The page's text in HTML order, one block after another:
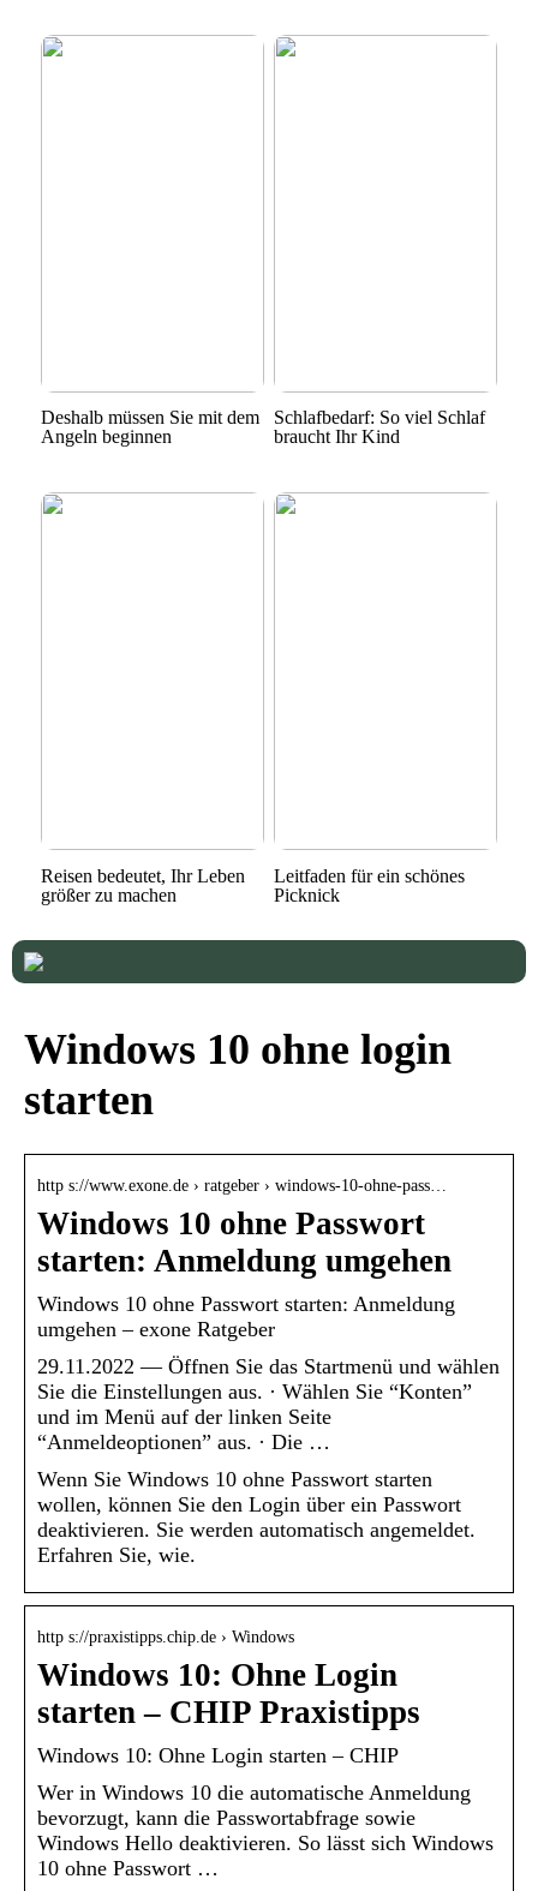
Deshalb müssen Sie mit dem
Angeln beginnen
Schlafbedarf: So viel Schlaf
braucht Ihr Kind
Reisen bedeutet, Ihr Leben
größer zu machen
Leitfaden für ein schönes
Picknick
Windows 10 ohne login
starten
http s://www.exone.de › ratgeber › windows-10-ohne-pass…
Windows 10 ohne Passwort
starten: Anmeldung umgehen
Windows 10 ohne Passwort starten: Anmeldung
umgehen – exone Ratgeber
29.11.2022 — Öffnen Sie das Startmenü und wählen
Sie die Einstellungen aus. · Wählen Sie “Konten”
und im Menü auf der linken Seite
“Anmeldeoptionen” aus. · Die …
Wenn Sie Windows 10 ohne Passwort starten
wollen, können Sie den Login über ein Passwort
deaktivieren. Sie werden automatisch angemeldet.
Erfahren Sie, wie.
http s://praxistipps.chip.de › Windows
Windows 10: Ohne Login
starten – CHIP Praxistipps
Windows 10: Ohne Login starten – CHIP
Wer in Windows 10 die automatische Anmeldung
bevorzugt, kann die Passwortabfrage sowie
Windows Hello deaktivieren. So lässt sich Windows
10 ohne Passwort …